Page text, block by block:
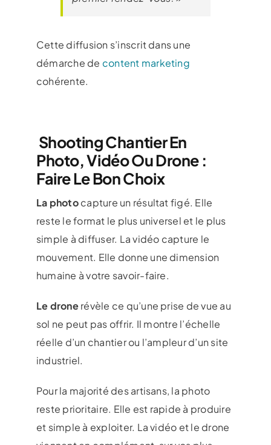
Cette diffusion s’inscrit dans une
démarche de content marketing
cohérente.
Shooting Chantier En
Photo, Vidéo Ou Drone :
Faire Le Bon Choix
La photocapture un résultat figé. Elle
reste le format le plus universel et le plus
simple à diffuser. La vidéo capture le
mouvement. Elle donne une dimension
humaine à votre savoir-faire.
Le dronerévèle ce qu’une prise de vue au
sol ne peut pas offrir. Il montre l’échelle
réelle d’un chantier ou l’ampleur d’un site
industriel.
Pour la majorité des artisans, la photo
reste prioritaire. Elle est rapide à produire
et simple à exploiter. La vidéo et le drone